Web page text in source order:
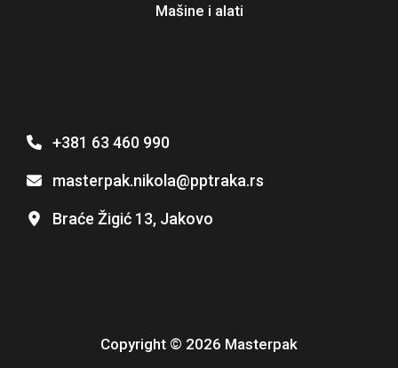
Mašine i alati
+381 63 460 990
masterpak.nikola@pptraka.rs
Braće Žigić 13, Jakovo
Copyright © 2026 Masterpak